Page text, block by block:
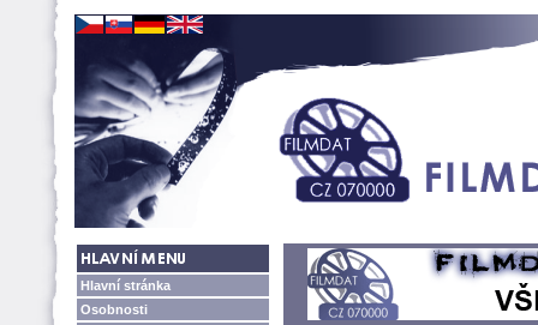
Hlavní stránka
Osobnosti